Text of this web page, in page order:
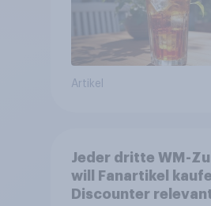
Artikel
Jeder dritte WM-
will Fanartikel
Discounter